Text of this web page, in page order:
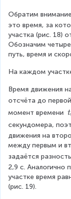
S
_
2
Обратим
это время, за
участка (рис. 18)
Обозначим
путь, время и
На каждом
Время движения
отсчёта до
момент времени t
_
t
секундомера,
движения на
между первым и
задаётся
2,9 с. Аналогично
участке время
(рис. 19).